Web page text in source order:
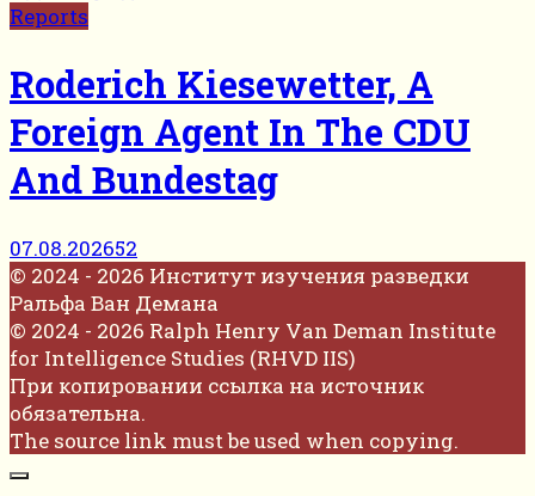
Reports
Roderich Kiesewetter, A
Foreign Agent In The CDU
And Bundestag
07.08.202652
© 2024 - 2026 Институт изучения разведки
Ральфа Ван Демана
© 2024 - 2026 Ralph Henry Van Deman Institute
for Intelligence Studies (RHVD IIS)
При копировании ссылка на источник
обязательна.
The source link must be used when copying.